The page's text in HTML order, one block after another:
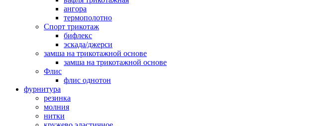
ангора
термополотно
Спорт трикотаж
бифлекс
эскада/джерси
замша на трикотажной основе
замша на трикотажной основе
Флис
флис однотон
фурнитура
резинка
молния
нитки